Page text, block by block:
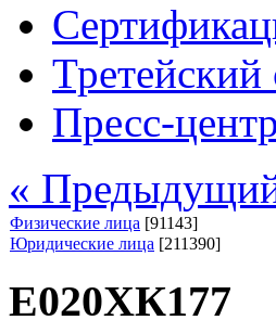
Третейский
Пресс-центр
«
Физические лица [91143]
Юридические лица [211390]
Е020ХК177